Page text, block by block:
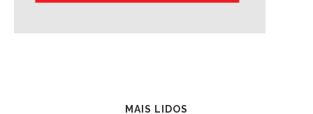
MAIS LIDOS